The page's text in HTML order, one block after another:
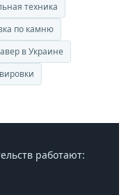
техника
по камню
в Украине
работают: